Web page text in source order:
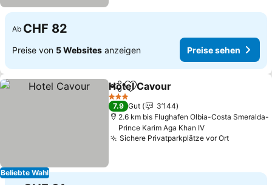
Ab CHF 82
Preise von 5 Websites anzeigen Preise sehen
Beliebte Wahl
TeilenZu Favoriten hinzufügen
Hotel Cavour
3 Sterne
7.9 Gut
3’144
2.6 km bis Flughafen Olbia-Costa Smeralda-
Prince Karim Aga Khan IV
Sichere Privatparkplätze vor Ort